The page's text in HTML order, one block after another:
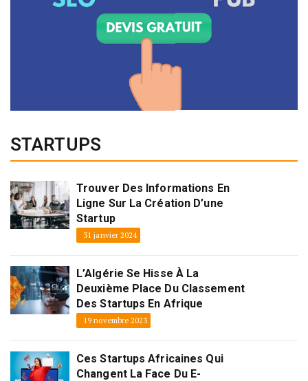
STARTUPS
Trouver Des Informations En
Ligne Sur La Création D’une
Startup
31 janvier 2024
L’Algérie Se Hisse À La
Deuxième Place Du Classement
Des Startups En Afrique
19 novembre 2023
Ces Startups Africaines Qui
Changent La Face Du E-